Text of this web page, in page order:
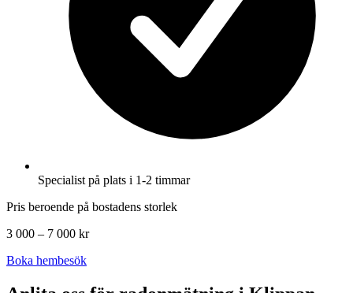
Specialist på plats i 1-2 timmar
Pris beroende på bostadens storlek
3 000 – 7 000 kr
Boka hembesök